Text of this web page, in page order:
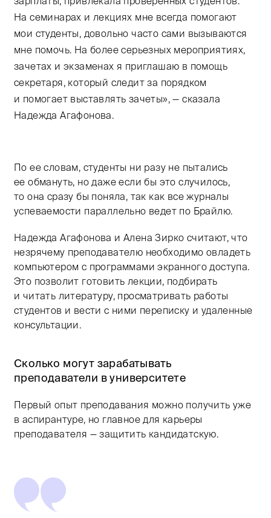
На семинарах и лекциях мне всегда помогают
мои студенты, довольно часто сами вызываются
мне помочь. На более серьезных мероприятиях,
зачетах и экзаменах я приглашаю в помощь
секретаря, который следит за порядком
и помогает выставлять зачеты», — сказала
Надежда Агафонова.
По ее словам, студенты ни разу не пытались
ее обмануть, но даже если бы это случилось,
то она сразу бы поняла, так как все журналы
успеваемости параллельно ведет по Брайлю.
Надежда Агафонова и Алена Зирко считают, что
незрячему преподавателю необходимо овладеть
компьютером с программами экранного доступа.
Это позволит готовить лекции, подбирать
и читать литературу, просматривать работы
студентов и вести с ними переписку и удаленные
консультации.
Сколько могут зарабатывать
преподаватели в университете
Первый опыт преподавания можно получить уже
в аспирантуре, но главное для карьеры
преподавателя — защитить кандидатскую.